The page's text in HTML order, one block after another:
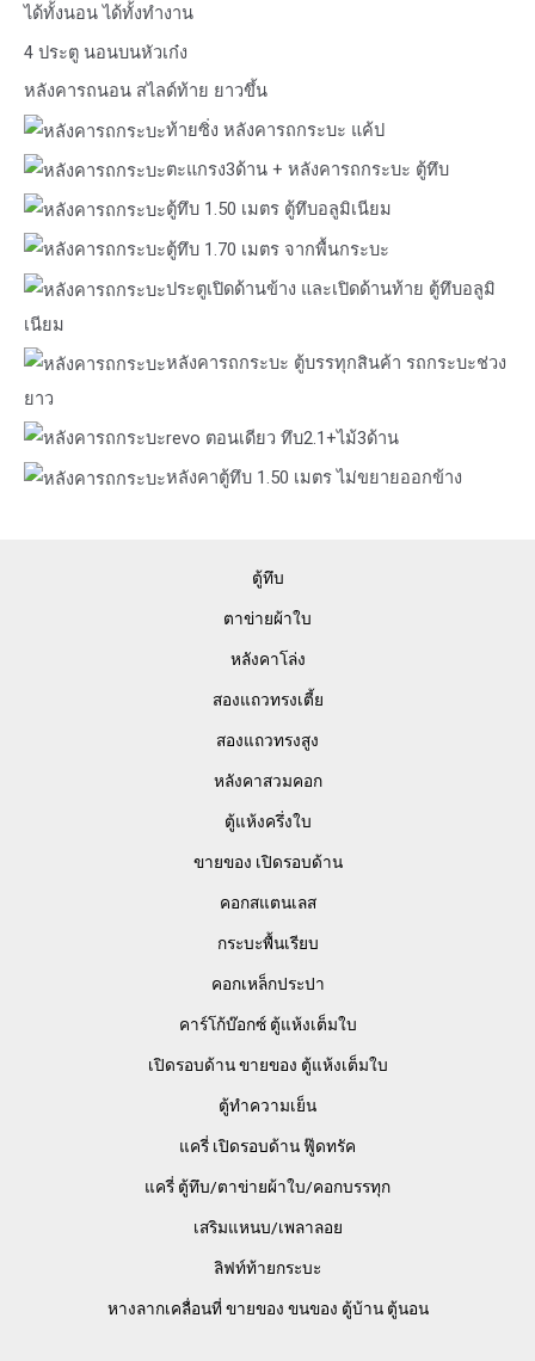
ได้ทั้งนอน ได้ทั้งทำงาน
4 ประตู นอนบนหัวเก๋ง
หลังคารถนอน สไลด์ท้าย ยาวขึ้น
ท้ายซิ่ง หลังคารถกระบะ แค้ป
ตะแกรง3ด้าน + หลังคารถกระบะ ตู้ทึบ
ตู้ทึบ 1.50 เมตร ตู้ทึบอลูมิเนียม
ตู้ทึบ 1.70 เมตร จากพื้นกระบะ
ประตูเปิดด้านข้าง และเปิดด้านท้าย ตู้ทึบอลูมิ
เนียม
หลังคารถกระบะ ตู้บรรทุกสินค้า รถกระบะช่วง
ยาว
revo ตอนเดียว ทึบ2.1+ไม้3ด้าน
หลังคาตู้ทึบ 1.50 เมตร ไม่ขยายออกข้าง
ตู้ทึบ
ตาข่ายผ้าใบ
หลังคาโล่ง
สองแถวทรงเตี้ย
สองแถวทรงสูง
หลังคาสวมคอก
ตู้แห้งครึ่งใบ
ขายของ เปิดรอบด้าน
คอกสแตนเลส
กระบะพื้นเรียบ
คอกเหล็กประปา
คาร์โก้บ๊อกซ์ ตู้แห้งเต็มใบ
เปิดรอบด้าน ขายของ ตู้แห้งเต็มใบ
ตู้ทำความเย็น
แครี่ เปิดรอบด้าน ฟู๊ดทรัค
แครี่ ตู้ทึบ/ตาข่ายผ้าใบ/คอกบรรทุก
เสริมแหนบ/เพลาลอย
ลิฟท์ท้ายกระบะ
หางลากเคลื่อนที่ ขายของ ขนของ ตู้บ้าน ตู้นอน